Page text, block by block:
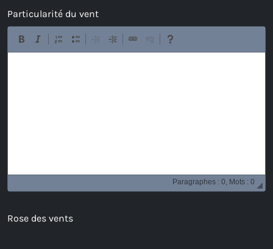
Particularité du vent
Paragraphes : 0, Mots : 0
Rose des vents